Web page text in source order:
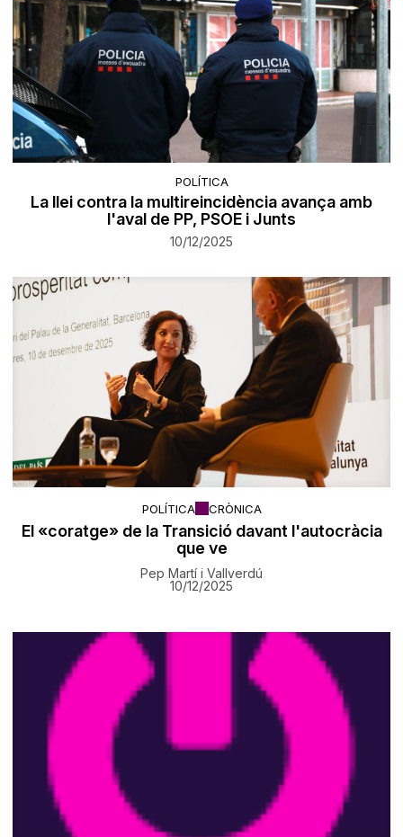
POLÍTICA
La llei contra la multireincidència avança amb
l'aval de PP, PSOE i Junts
10/12/2025
POLÍTICA CRÒNICA
El «coratge» de la Transició davant l'autocràcia
que ve
Pep Martí i Vallverdú
10/12/2025